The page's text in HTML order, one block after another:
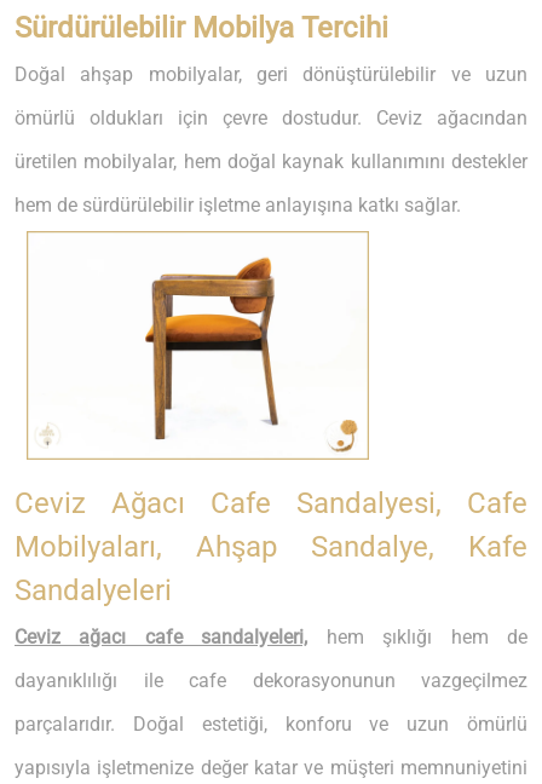
Sürdürülebilir Mobilya Tercihi
Doğal ahşap mobilyalar, geri dönüştürülebilir ve uzun
ömürlü oldukları için çevre dostudur. Ceviz ağacından
üretilen mobilyalar, hem doğal kaynak kullanımını destekler
hem de sürdürülebilir işletme anlayışına katkı sağlar.
Ceviz Ağacı Cafe Sandalyesi, Cafe
Mobilyaları, Ahşap Sandalye, Kafe
Sandalyeleri
Ceviz ağacı cafe sandalyeleri, hem şıklığı hem de
dayanıklılığı ile cafe dekorasyonunun vazgeçilmez
parçalarıdır. Doğal estetiği, konforu ve uzun ömürlü
yapısıyla işletmenize değer katar ve müşteri memnuniyetini